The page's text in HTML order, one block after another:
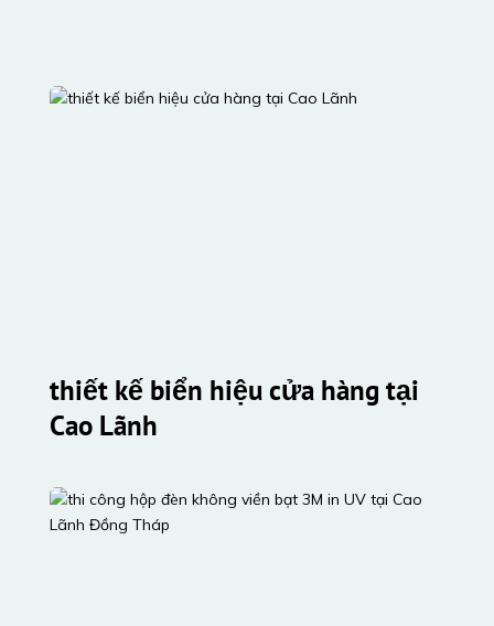
thiết kế biển hiệu cửa hàng tại
Cao Lãnh